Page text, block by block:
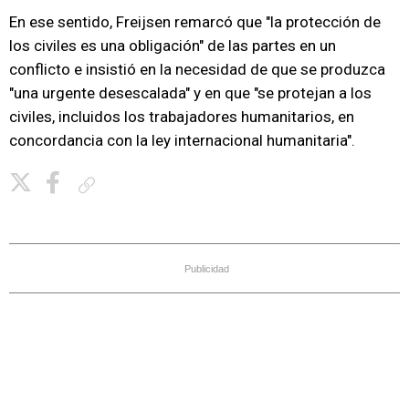
En ese sentido, Freijsen remarcó que "la protección de
los civiles es una obligación" de las partes en un
conflicto e insistió en la necesidad de que se produzca
"una urgente desescalada" y en que "se protejan a los
civiles, incluidos los trabajadores humanitarios, en
concordancia con la ley internacional humanitaria".
Publicidad